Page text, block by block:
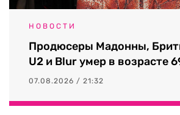
НОВОСТИ
Продюсеры Мадонны,
U2 и Blur умер в возрасте
07.08.2026 / 21:32